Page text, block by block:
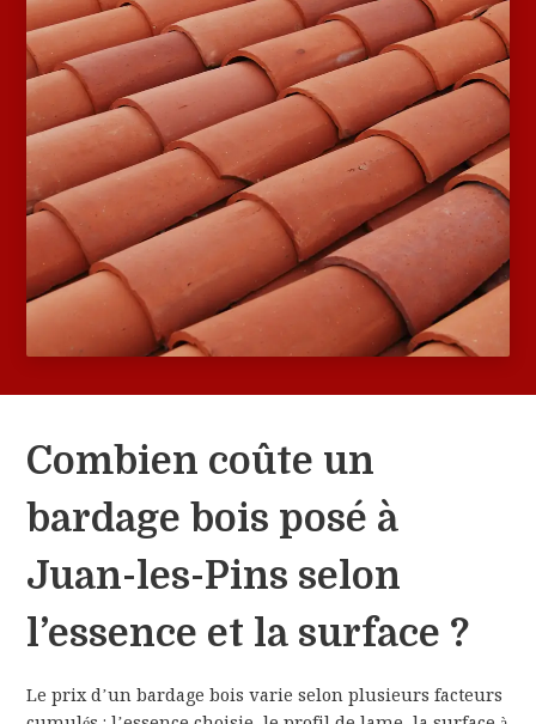
Combien coûte un
bardage bois posé à
Juan-les-Pins selon
l’essence et la surface ?
Le prix d’un bardage bois varie selon plusieurs facteurs